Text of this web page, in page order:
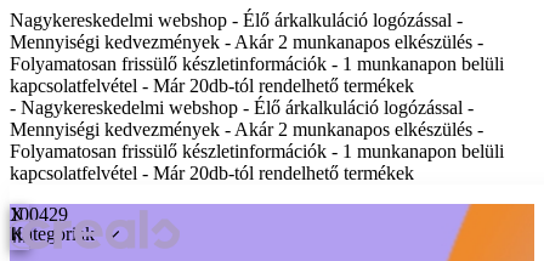
Nagykereskedelmi webshop - Élő árkalkuláció logózással -
Mennyiségi kedvezmények - Akár 2 munkanapos elkészülés -
Folyamatosan frissülő készletinformációk - 1 munkanapon belüli
kapcsolatfelvétel - Már 20db-tól rendelhető termékek
- Nagykereskedelmi webshop - Élő árkalkuláció logózással -
Mennyiségi kedvezmények - Akár 2 munkanapos elkészülés -
Folyamatosan frissülő készletinformációk - 1 munkanapon belüli
kapcsolatfelvétel - Már 20db-tól rendelhető termékek
X
Kategóriák
100429